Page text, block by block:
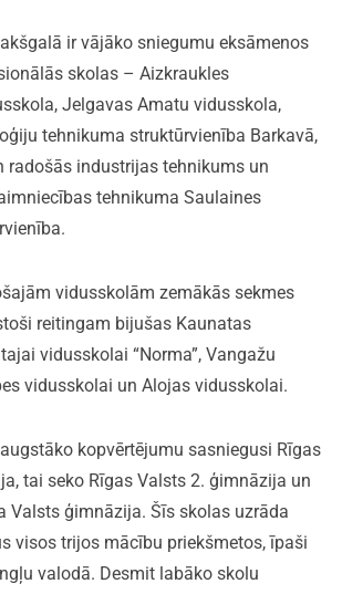
ir vājāko sniegumu eksāmenos
skolas – Aizkraukles
Jelgavas Amatu vidusskola,
tehnikuma struktūrvienība Barkavā,
radošās industrijas tehnikums un
tehnikuma Saulaines
vidusskolām zemākās sekmes
reitingam bijušas Kaunatas
vidusskolai “Norma”, Vangažu
vidusskolai un Alojas vidusskolai.
kopvērtējumu sasniegusi Rīgas
tai seko Rīgas Valsts 2. ģimnāzija un
Valsts ģimnāzija. Šīs skolas uzrāda
visos trijos mācību priekšmetos, īpaši
valodā. Desmit labāko skolu